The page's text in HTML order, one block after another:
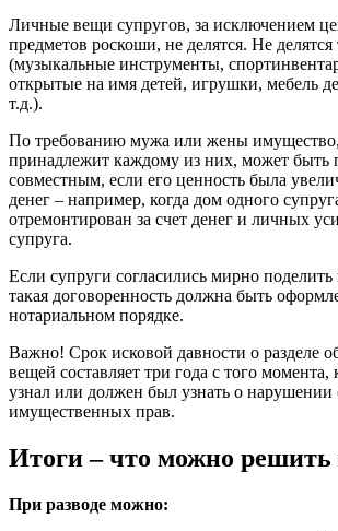
Личные вещи супругов, за исключением
предметов роскоши, не делятся. Не
(музыкальные инструменты,
открытые на имя детей, игрушки, мебель
т.д.).
По требованию мужа или жены имущество,
принадлежит каждому из них, может быть
совместным, если его ценность была
денег – например, когда дом одного
отремонтирован за счет денег и личных
супруга.
Если супруги согласились мирно
такая договоренность должна быть
нотариальном порядке.
Важно! Срок исковой давности о разделе
вещей составляет три года с того
узнал или должен был узнать о нарушении
имущественных прав.
Итоги – что можно решить
При разводе можно: